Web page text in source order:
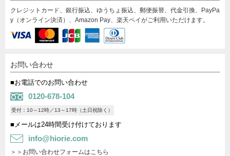
クレジットカード、銀行振込、ゆうちょ振込、郵便振替、代金引換、PayPa
y（オンライン決済）、Amazon Pay、楽天ペイがご利用いただけます。
お問い合わせ
■お電話でのお問い合わせ
0120-678-104
受付：10～12時／13～17時（土日祝除く）
■メールは24時間受け付けております
info@hiorie.com
＞＞お問い合わせフォームはこちら